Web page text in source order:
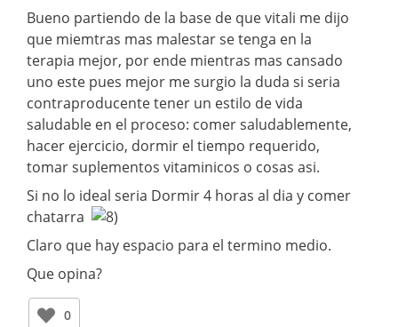
Bueno partiendo de la base de que vitali me dijo
que miemtras mas malestar se tenga en la
terapia mejor, por ende mientras mas cansado
uno este pues mejor me surgio la duda si seria
contraproducente tener un estilo de vida
saludable en el proceso: comer saludablemente,
hacer ejercicio, dormir el tiempo requerido,
tomar suplementos vitaminicos o cosas asi.
Si no lo ideal seria Dormir 4 horas al dia y comer
chatarra
Claro que hay espacio para el termino medio.
Que opina?
0